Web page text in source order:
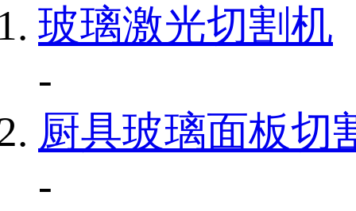
玻璃激光切割机
-
厨具玻璃面板切
-